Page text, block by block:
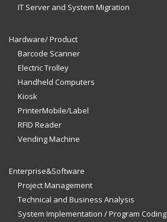
IT Server and System Migration
Hardware/ Product
Barcode Scanner
Electric Trolley
Handheld Computers
Kiosk
PrinterMobile/Label
RFID Reader
Vending Machine
Enterprise&Software
Project Management
Technical and Business Analysis
System Implementation / Program Coding